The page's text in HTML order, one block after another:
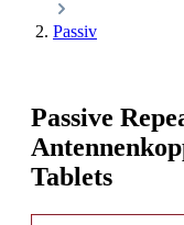
Passiv
Passive
Tablets